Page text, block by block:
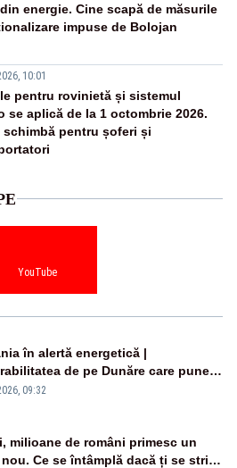
energie. Cine scapă de măsurile
impuse de Bolojan
10:01
pentru rovinietă și sistemul
se aplică de la 1 octombrie 2026.
schimbă pentru șoferi și
YouTube
în alertă energetică |
de pe Dunăre care pune
Centrala Cernavodă era
09:32
milioane de români primesc un
Ce se întâmplă dacă ți se strică